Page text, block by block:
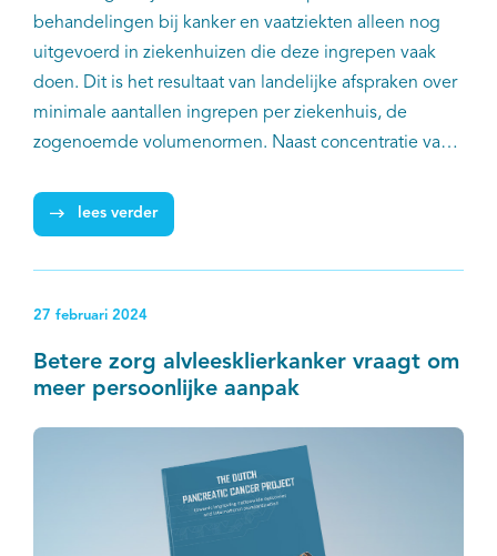
behandelingen bij kanker en vaatziekten alleen nog
uitgevoerd in ziekenhuizen die deze ingrepen vaak
doen. Dit is het resultaat van landelijke afspraken over
minimale aantallen ingrepen per ziekenhuis, de
zogenoemde volumenormen. Naast concentratie van
complexe zorg. Ziekenhuizen werken op die manier
samen aan de best mogelijke zorg. Dit is goed nieuws
kwaliteit beschikbaar blijft.
lees verder
27 februari 2024
Betere zorg alvleesklierkanker vraagt om
meer persoonlijke aanpak